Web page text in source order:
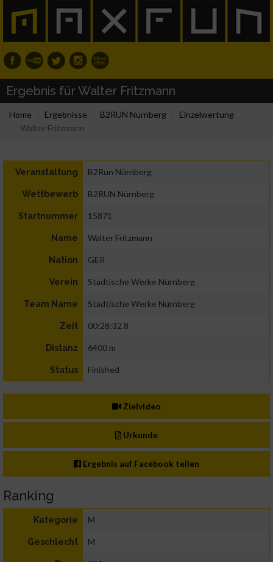
Ergebnis für Walter Fritzmann
Home Ergebnisse B2RUN Nürnberg
Einzelwertung
Walter Fritzmann
Veranstaltung B2Run Nürnberg
Wettbewerb B2RUN Nürnberg
Startnummer 15871
Name Walter Fritzmann
Nation GER
Verein Städtische Werke Nürnberg
Team Name Städtische Werke Nürnberg
Zeit 00:28:32.8
Distanz 6400 m
Status Finished
Zielvideo
Urkunde
Ergebnis auf Facebook teilen
Ranking
Kategorie M
Geschlecht M